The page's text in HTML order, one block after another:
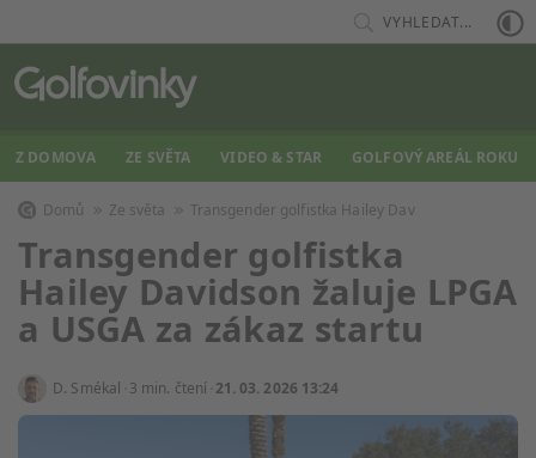
VYHLEDAT...
Z DOMOVA ZE SVĚTA VIDEO & STAR GOLFOVÝ AREÁL ROKU
Domů Ze světa Transgender golfistka Hailey Dav
Transgender golfistka
Hailey Davidson žaluje LPGA
a USGA za zákaz startu
D. Smékal 3 min. čtení 21. 03. 2026 13:24